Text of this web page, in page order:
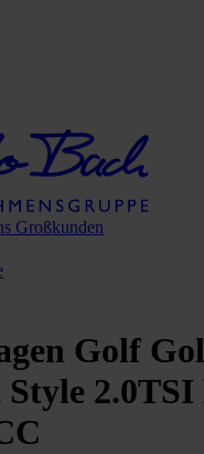
Großkunden
Golf
2.0TSI